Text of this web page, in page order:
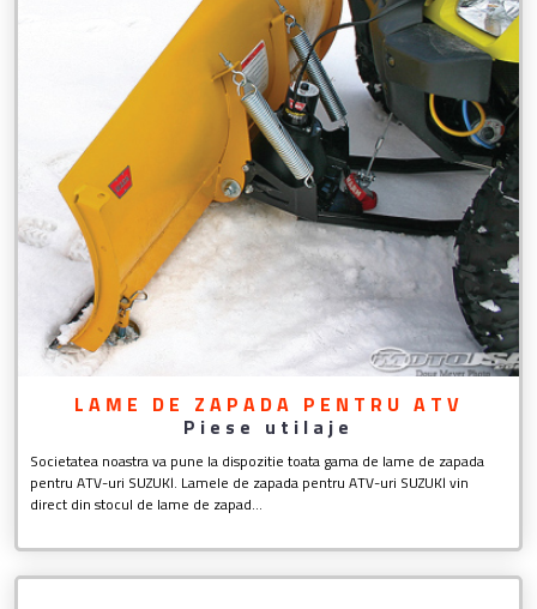
LAME DE ZAPADA PENTRU ATV
Piese utilaje
Societatea noastra va pune la dispozitie toata gama de lame de zapada
pentru ATV-uri SUZUKI. Lamele de zapada pentru ATV-uri SUZUKI vin
direct din stocul de lame de zapad...